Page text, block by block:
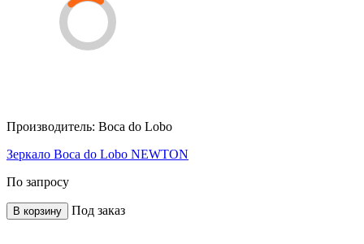
Производитель: Boca do Lobo
Зеркало Boca do Lobo NEWTON
По запросу
В корзину Под заказ